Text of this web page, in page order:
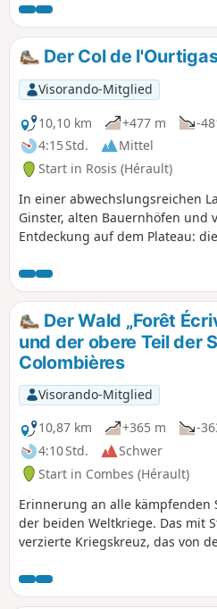
2025, da das OFB darauf
um ein Jagd- und Wildreservat
handelt . Das unbefugte
Ordnungswidrigkeit der Klasse
135 € dar. Daher wurden die
geändert.
Der Col de
Visorando-Mitglied
10,10 km
+477 m
-
4:15 Std.
Mittel
Start in Rosis (Hérault)
In einer abwechslungsreichen
Ginster, alten Bauernhöfen und
Entdeckung auf dem Plateau:
Der Wald „Forêt
und der obere Teil der
Colombières
Visorando-Mitglied
10,87 km
+365 m
-
4:10 Std.
Schwer
Start in Combes (Hérault)
Erinnerung an alle kämpfenden
der beiden Weltkriege. Das mit
verzierte Kriegskreuz, das von
Namen der Schriftsteller
Zeiten gekämpft haben. Ein